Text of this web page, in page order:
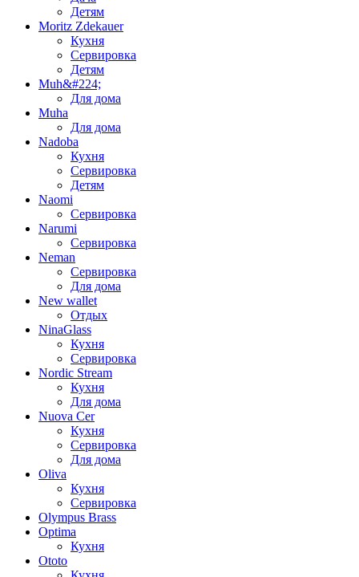
Детям
Moritz Zdekauer
Кухня
Сервировка
Детям
Muh&#224;
Для дома
Muha
Для дома
Nadoba
Кухня
Сервировка
Детям
Naomi
Сервировка
Narumi
Сервировка
Neman
Сервировка
Для дома
New wallet
Отдых
NinaGlass
Кухня
Сервировка
Nordic Stream
Кухня
Для дома
Nuova Cer
Кухня
Сервировка
Для дома
Oliva
Кухня
Сервировка
Olympus Brass
Optima
Кухня
Ototo